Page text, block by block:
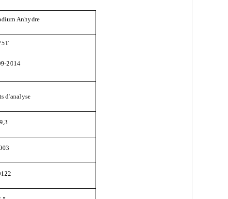
Anhydre
2014
d'analyse